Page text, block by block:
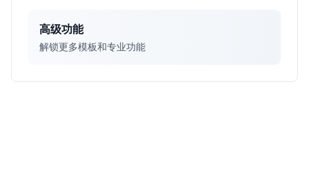
高级功能
解锁更多模板和专业功能